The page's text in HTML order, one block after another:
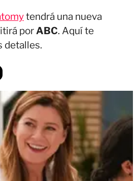
tendrá una nueva
porABC. Aquí te
detalles.